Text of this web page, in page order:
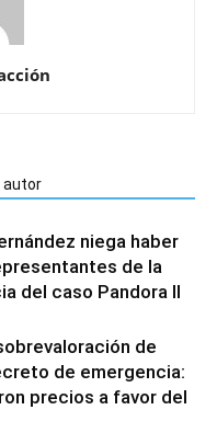
autor
niega haber
de la
del caso Pandora II
de
de emergencia:
precios a favor del